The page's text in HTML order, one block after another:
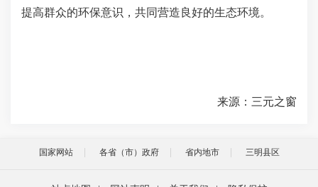
提高群众的环保意识，共同营造良好的生态环境。
来源：三元之窗
国家网站 各省（市）政府 省内地市 三明县区